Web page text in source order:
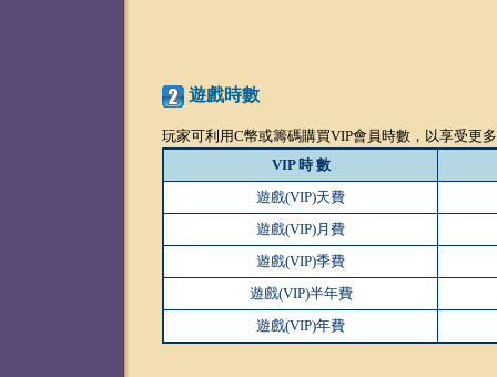
遊戲時數
玩家可利用C幣或籌碼購買VIP會員時數，以享受更
VIP 時 數
遊戲(VIP)天費
遊戲(VIP)月費
遊戲(VIP)季費
遊戲(VIP)半年費
遊戲(VIP)年費